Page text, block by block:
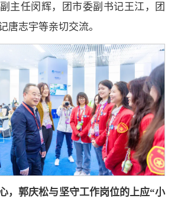
主任闵辉，团市委副书记王江，团
唐志宇等亲切交流。
，郭庆松与坚守工作岗位的上应“小